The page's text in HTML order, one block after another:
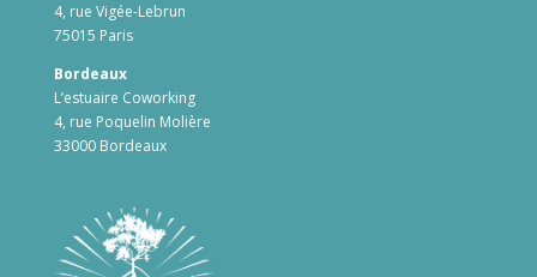
4, rue Vigée-Lebrun
75015 Paris
Bordeaux
L’estuaire Coworking
4, rue Poquelin Molière
33000 Bordeaux